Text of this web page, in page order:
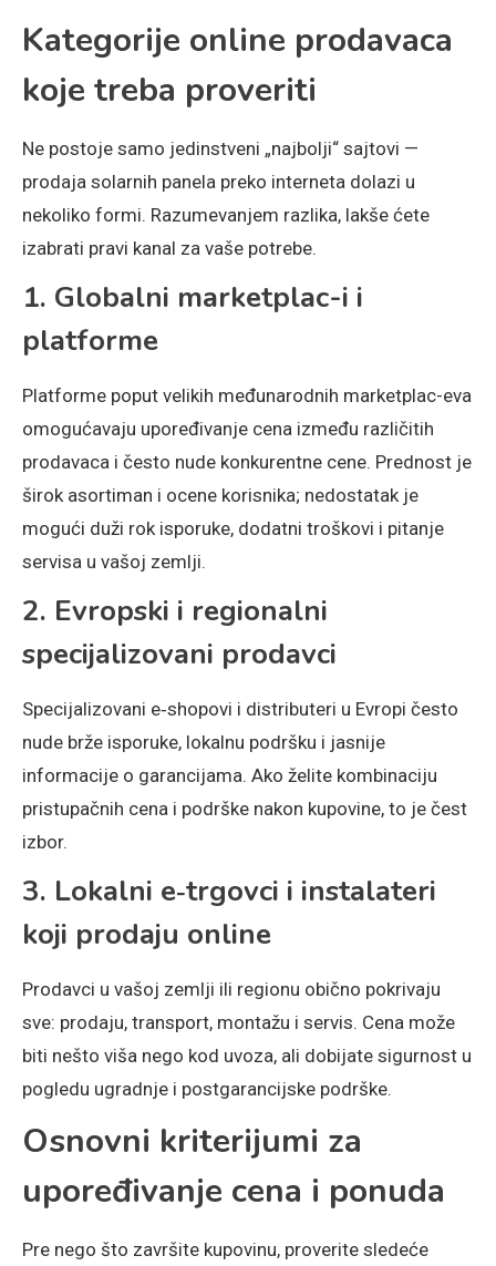
Kategorije online prodavaca
koje treba proveriti
Ne postoje samo jedinstveni „najbolji“ sajtovi —
prodaja solarnih panela preko interneta dolazi u
nekoliko formi. Razumevanjem razlika, lakše ćete
izabrati pravi kanal za vaše potrebe.
1. Globalni marketplac-i i
platforme
Platforme poput velikih međunarodnih marketplac-eva
omogućavaju upoređivanje cena između različitih
prodavaca i često nude konkurentne cene. Prednost je
širok asortiman i ocene korisnika; nedostatak je
mogući duži rok isporuke, dodatni troškovi i pitanje
servisa u vašoj zemlji.
2. Evropski i regionalni
specijalizovani prodavci
Specijalizovani e‑shopovi i distributeri u Evropi često
nude brže isporuke, lokalnu podršku i jasnije
informacije o garancijama. Ako želite kombinaciju
pristupačnih cena i podrške nakon kupovine, to je čest
izbor.
3. Lokalni e‑trgovci i instalateri
koji prodaju online
Prodavci u vašoj zemlji ili regionu obično pokrivaju
sve: prodaju, transport, montažu i servis. Cena može
biti nešto viša nego kod uvoza, ali dobijate sigurnost u
pogledu ugradnje i postgarancijske podrške.
Osnovni kriterijumi za
upoređivanje cena i ponuda
Pre nego što završite kupovinu, proverite sledeće